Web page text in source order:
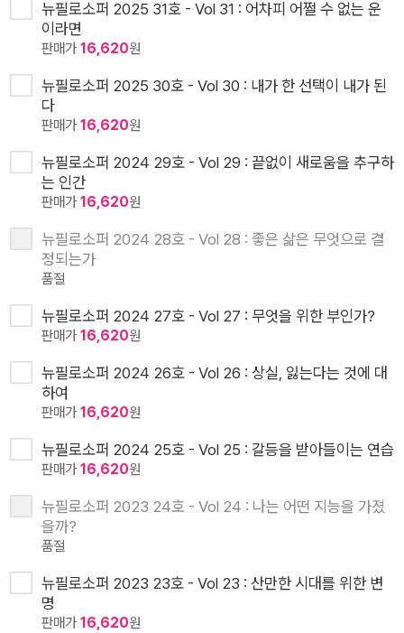
뉴필로소퍼 2025 31호 - Vol 31 : 어차피 어쩔 수 없는 운
이라면
판매가16,620원
뉴필로소퍼 2025 30호 - Vol 30 : 내가 한 선택이 내가 된
다
판매가16,620원
뉴필로소퍼 2024 29호 - Vol 29 : 끝없이 새로움을 추구하
는 인간
판매가16,620원
뉴필로소퍼 2024 28호 - Vol 28 : 좋은 삶은 무엇으로 결
정되는가
품절
뉴필로소퍼 2024 27호 - Vol 27 : 무엇을 위한 부인가?
판매가16,620원
뉴필로소퍼 2024 26호 - Vol 26 : 상실, 잃는다는 것에 대
하여
판매가16,620원
뉴필로소퍼 2024 25호 - Vol 25 : 갈등을 받아들이는 연습
판매가16,620원
뉴필로소퍼 2023 24호 - Vol 24 : 나는 어떤 지능을 가졌
을까?
품절
뉴필로소퍼 2023 23호 - Vol 23 : 산만한 시대를 위한 변
명
판매가16,620원